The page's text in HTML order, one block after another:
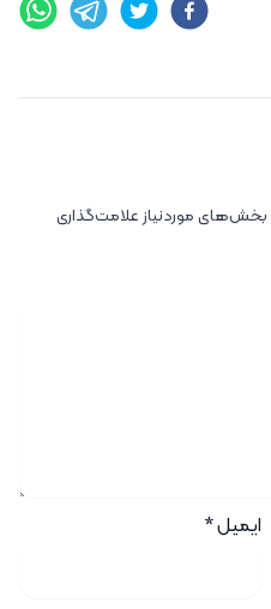
بخش‌های موردنیاز علامت‌گذاری
ایمیل*